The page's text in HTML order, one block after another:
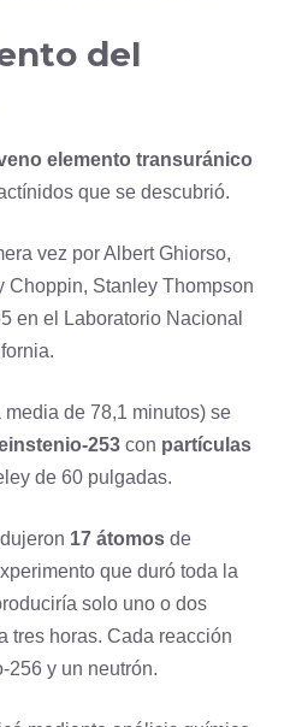
del
elemento transuránico
que se descubrió.
vez por Albert Ghiorso,
Choppin, Stanley Thompson
en el Laboratorio Nacional
de 78,1 minutos) se
253 con partículas
de 60 pulgadas.
17 átomos de
que duró toda la
solo uno o dos
tres horas. Cada reacción
256 y un neutrón.